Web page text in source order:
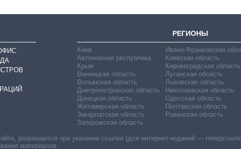
РЕГИОНЫ
Киев
Автономная республика
Крым
Винницкая область
Волынская область
Днепропетровская область
Донецкая область
Житомирская область
Закарпатская область
Запорожская область
Ивано-Франковская
Киевская область
Кировоградская область
Луганская область
Львовская область
Николаевская область
Одесская область
Полтавская область
Ровенская область
разрешается при указании ссылки (для интернет-изданий —
материалов.